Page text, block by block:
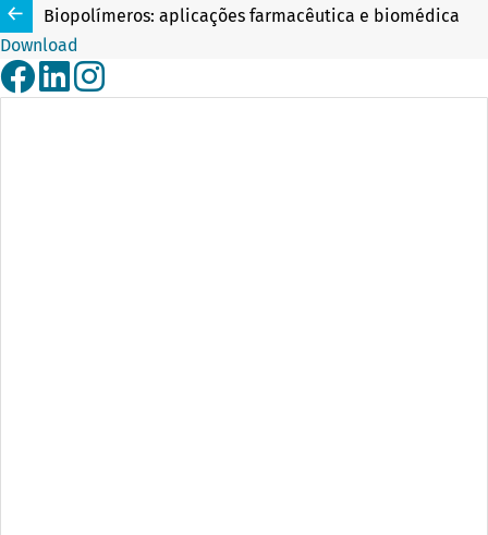
Biopolímeros: aplicações farmacêutica e biomédica
Download